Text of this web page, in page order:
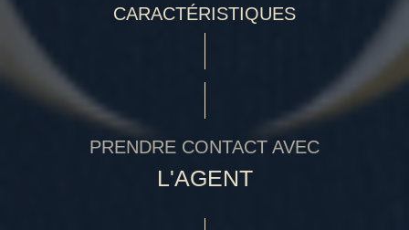
CARACTÉRISTIQUES
PRENDRE CONTACT AVEC
L'AGENT